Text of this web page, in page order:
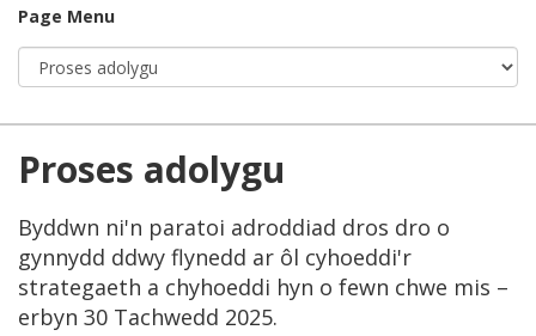
Page Menu
Proses adolygu
Byddwn ni'n paratoi adroddiad dros dro o
gynnydd ddwy flynedd ar ôl cyhoeddi'r
strategaeth a chyhoeddi hyn o fewn chwe mis –
erbyn 30 Tachwedd 2025.